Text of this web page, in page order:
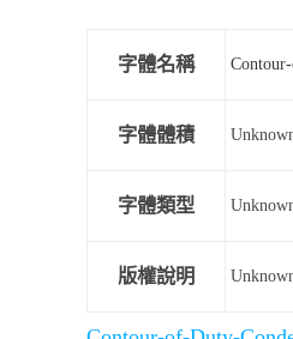
字體名稱
字體體積
字體類型
版權說明